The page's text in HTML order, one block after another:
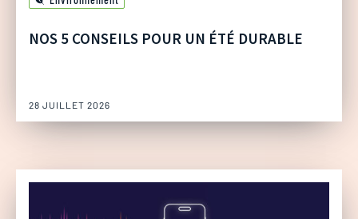
NOS 5 CONSEILS POUR UN ÉTÉ DURABLE
28 JUILLET 2026